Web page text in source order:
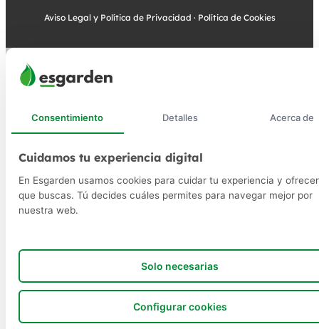
Aviso Legal y Política de Privacidad · Política de Cookies
Consentimiento Detalles Acerca de
Cuidamos tu experiencia digital
En Esgarden usamos cookies para cuidar tu experiencia y
que buscas. Tú decides cuáles permites para navegar mejor por
nuestra web.
Solo necesarias
Configurar cookies